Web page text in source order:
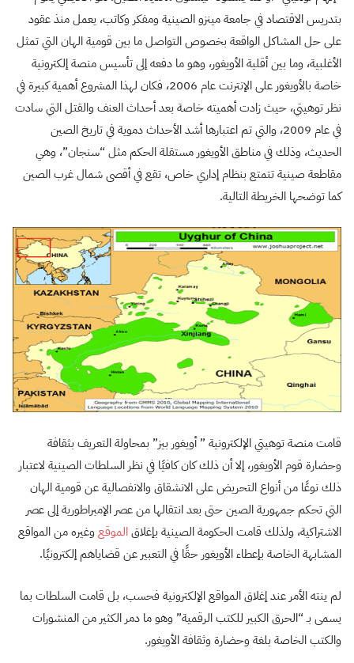
بتدريس الاقتصاد في جامعة مينزو الصينية ومفكر وكاتب، يعمل منذ عقود
على حل المشاكل الواقعة بخصوص التواصل ما بين قومية الهان التي تمثل
الأغلبية، وما بين أقلية الأويغور، وهو ما دفعه إلى تأسيس منصة إلكترونية
خاصة بالأويغور على الإنترنت عام 2006، فكان لهذا المشروع أهمية كبيرة في
نظر توهيتي، حيث زادت أهميته خاصة بعد أحداث العنف والقتل التي سادت
في عام 2009، والتي تم اعتبارها أشد الأحداث دموية في تاريخ الصين
الحديث، وذلك في مناطق الأويغور مستقلة الحكم مثل “سنجان”، وهي
مقاطعة صينية تتمتع بنظام إداري خاص، تقع في أقصى شمال غرب الصين
كما توضحها الخريطة التالية.
قامت منصة توهيتي الإلكترونية ” أويغور بيز” بمحاولة التعريف بثقافة
وحضارة قوم الأويغور، إلا أن ذلك كان كافيًا في نظر السلطات الصينية لاعتبار
ذلك نوعًا من أنواع التحريض على الانشقاق والانفصالية عن قومية الهان
التي تحكم جمهورية الصين حتى بعد انتقالها من عصر الإمبراطورية إلى عصر
الاشتراكية، ولذلك قامت الحكومة الصينية بإغلاقالموقعوغيره من المواقع
المشابهة الخاصة بإعطاء الأويغور حقًا في التعبير عن قضاياهم إلكترونيًا.
لم ينته الأمر عند إغلاق المواقع الإلكترونية فحسب، بل قامت السلطات بما
يسمى بـ “الحرق الكبير للكتب الرقمية” وهو ما دمر الكثير من المنشورات
والكتب الخاصة بلغة وحضارة وثقافة الأويغور.